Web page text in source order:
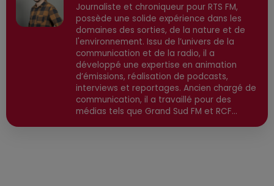
Journaliste et chroniqueur pour RTS FM,
possède une solide expérience dans les
domaines des sorties, de la nature et de
l'environnement. Issu de l’univers de la
communication et de la radio, il a
développé une expertise en animation
d’émissions, réalisation de podcasts,
interviews et reportages. Ancien chargé de
communication, il a travaillé pour des
médias tels que Grand Sud FM et RCF